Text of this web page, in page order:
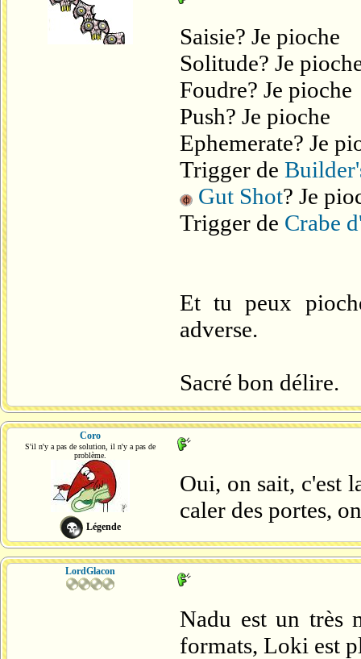
Saisie? Je pioche
Solitude? Je
Foudre? Je pioche
Push? Je pioche
Ephemerate? Je
Trigger de
Gut Shot? Je
Trigger de Crabe
Et tu peux
adverse.
Sacré bon délire.
Coro
S'il n'y a pas de solution, il n'y a pas de
problème.
Légende
Oui, on sait, c'est
caler des portes,
LordGlacon
Nadu est un très
formats, Loki est